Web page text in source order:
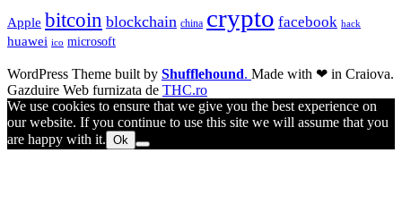
Apple bitcoin blockchain china crypto facebook hack
huawei ico microsoft
WordPress Theme built by Shufflehound. Made with ❤ in Craiova.
Gazduire Web furnizata de THC.ro
We use cookies to ensure that we give you the best experience on
our website. If you continue to use this site we will assume that you
are happy with it. Ok